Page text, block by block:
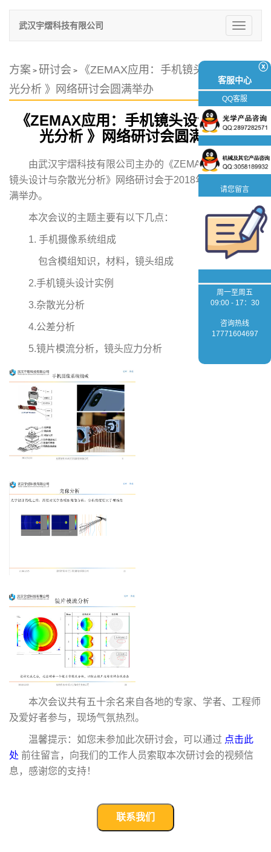
切
换
武汉宇熠科技有限公司
方案 > 研讨会 >
《ZEMAX应用：手机镜头设计与杂散
光分析 》网络研讨会圆满举办
《ZEMAX应用：手机镜头设计与杂散
光分析 》网络研讨会圆满举办
由武汉宇熠科技有限公司主办的《ZEMAX应用：手机
镜头设计与杂散光分析》网络研讨会于2018年12月24日圆
满举办。
本次会议的主题主要有以下几点：
1. 手机摄像系统组成
包含模组知识，材料，镜头组成
2.手机镜头设计实例
3.杂散光分析
4.公差分析
5.镜片模流分析，镜头应力分析
本次会议共有五十余名来自各地的专家、学者、工程师
及爱好者参与，现场气氛热烈。
温馨提示：如您未参加此次研讨会，可以通过 点击此
处 前往留言，向我们的工作人员索取本次研讨会的视频信
息，感谢您的支持！
联系我们
ⓧ
客服中心
QQ客服
请您留言
周一至周五
09:00 - 17：30
咨询热线
17771604697